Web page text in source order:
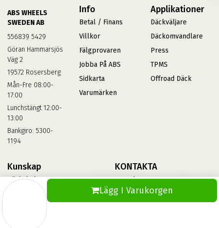
Lägg I Varukorgen
ABS WHEELS
SWEDEN AB
556839 5429
Göran Hammarsjös
Väg 2
19572 Rosersberg
Mån-Fre 08:00-
17:00
Lunchstängt 12:00-
13:00
Bankgiro: 5300-
1194
Info
Betal / Finans
Villkor
Fälgprovaren
Jobba På ABS
Sidkarta
Varumärken
Applikationer
Däckväljare
Däckomvandlare
Press
TPMS
Offroad Däck
Kunskap
Däckskola
Informationsbank Av Däck
KONTAKTA
Kontakta Oss
Vinterdäck